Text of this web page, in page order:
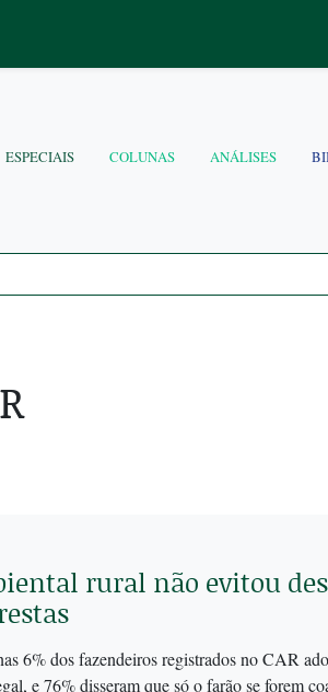
ESPECIAIS COLUNAS ANÁLISES
rural não evitou
6% dos fazendeiros registrados no CAR
e 76% disseram que só o farão se forem